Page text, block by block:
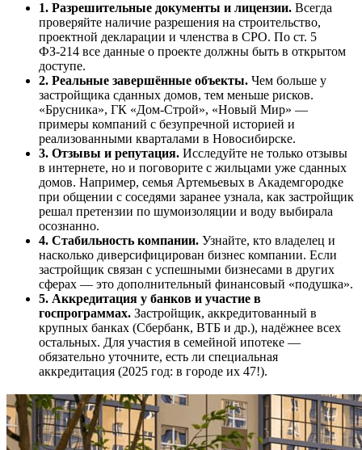
1. Разрешительные документы и лицензии. Всегда
проверяйте наличие разрешения на строительство,
проектной декларации и членства в СРО. По ст. 5
ФЗ-214 все данные о проекте должны быть в открытом
доступе.
2. Реальные завершённые объекты. Чем больше у
застройщика сданных домов, тем меньше рисков.
«Брусника», ГК «Дом-Строй», «Новый Мир» —
примеры компаний с безупречной историей и
реализованными кварталами в Новосибирске.
3. Отзывы и репутация. Исследуйте не только отзывы
в интернете, но и поговорите с жильцами уже сданных
домов. Например, семья Артемьевых в Академгородке
при общении с соседями заранее узнала, как застройщик
решал претензии по шумоизоляции и воду выбирала
осознанно.
4. Стабильность компании. Узнайте, кто владелец и
насколько диверсифицирован бизнес компании. Если
застройщик связан с успешными бизнесами в других
сферах — это дополнительный финансовый «подушка».
5. Аккредитация у банков и участие в
госпрограммах. Застройщик, аккредитованный в
крупных банках (Сбербанк, ВТБ и др.), надёжнее всех
остальных. Для участия в семейной ипотеке —
обязательно уточните, есть ли специальная
аккредитация (2025 год: в городе их 47!).